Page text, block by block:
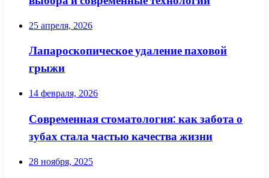
25 апреля, 2026
Лапароскопическое удаление паховой
грыжи
14 февраля, 2026
Современная стоматология: как забота о
зубах стала частью качества жизни
28 ноября, 2025